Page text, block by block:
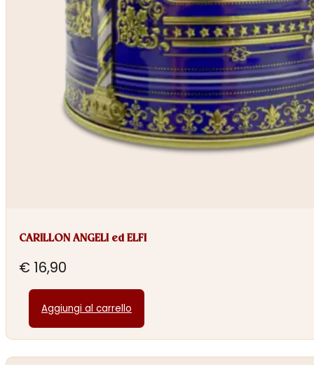
CARILLON ANGELI ed ELFI
€ 16,90
Aggiungi al carrello